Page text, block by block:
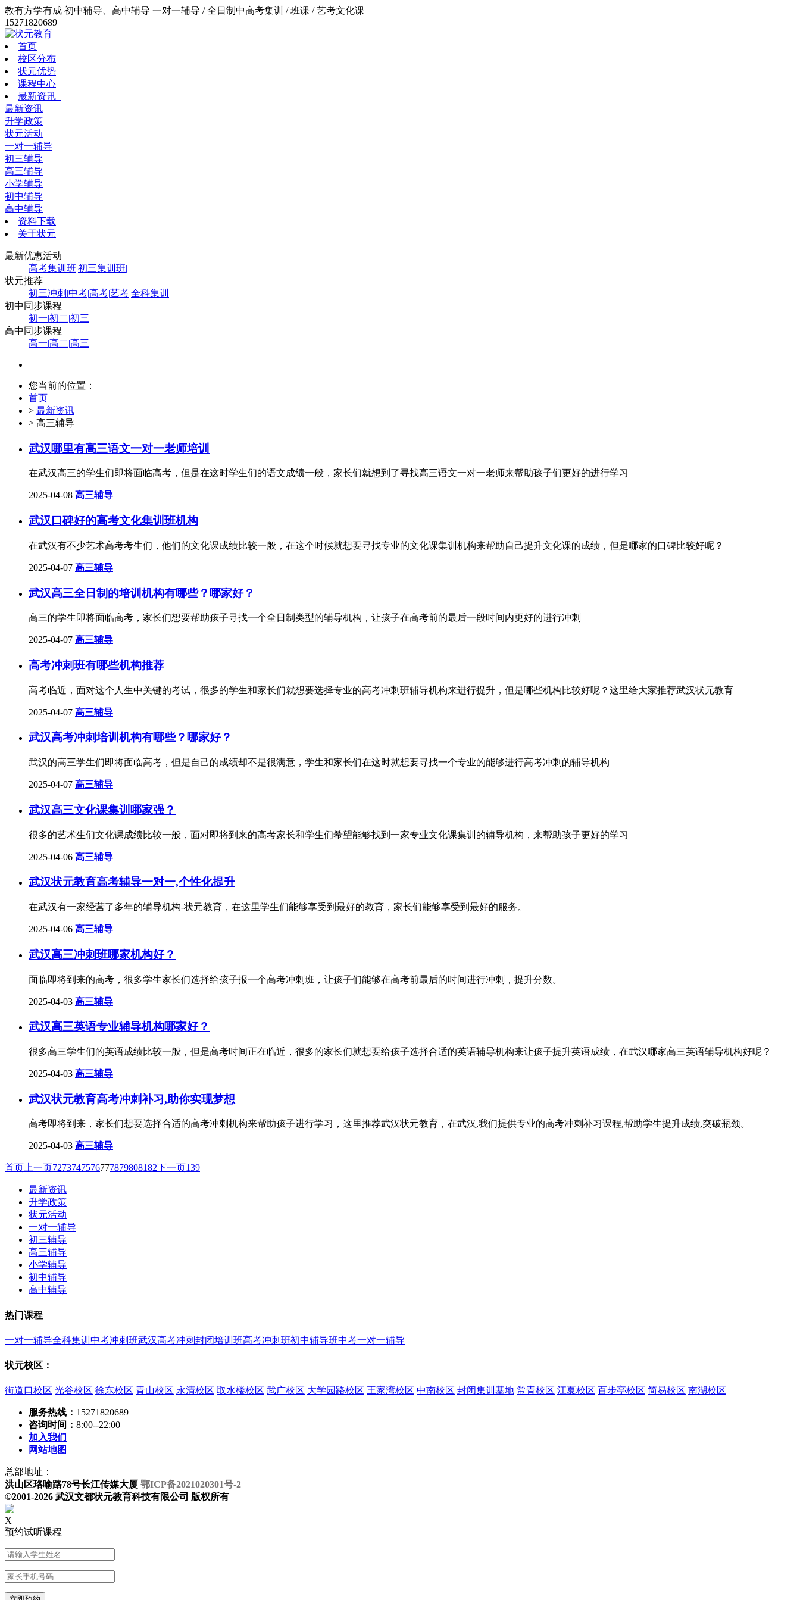
教有方学有成 初中辅导、高中辅导 一对一辅导 / 全日制中高考集训 / 班课 / 艺考文化课
15271820689
首页
校区分布
状元优势
课程中心
最新资讯
最新资讯
升学政策
状元活动
一对一辅导
初三辅导
高三辅导
小学辅导
初中辅导
高中辅导
资料下载
关于状元
最新优惠活动
高考集训班|初三集训班|
状元推荐
初三冲刺 |中考|高考|艺考|全科集训 |
初中同步课程
初一|初二|初三|
高中同步课程
高一|高二|高三|
您当前的位置：
首页
> 最新资讯
> 高三辅导
武汉哪里有高三语文一对一老师培训
在武汉高三的学生们即将面临高考，但是在这时学生们的语文成绩一般，家长们就想到了寻找高三语文一对一老师来帮助孩子们更好的进行学习
2025-04-08 高三辅导
武汉口碑好的高考文化集训班机构
在武汉有不少艺术高考考生们，他们的文化课成绩比较一般，在这个时候就想要寻找专业的文化课集训机构来帮助自己提升文化课的成绩，但是哪家的口碑比较好呢？
2025-04-07 高三辅导
武汉高三全日制的培训机构有哪些？哪家好？
高三的学生即将面临高考，家长们想要帮助孩子寻找一个全日制类型的辅导机构，让孩子在高考前的最后一段时间内更好的进行冲刺
2025-04-07 高三辅导
高考冲刺班有哪些机构推荐
高考临近，面对这个人生中关键的考试，很多的学生和家长们就想要选择专业的高考冲刺班辅导机构来进行提升，但是哪些机构比较好呢？这里给大家推荐武汉状元教育
2025-04-07 高三辅导
武汉高考冲刺培训机构有哪些？哪家好？
武汉的高三学生们即将面临高考，但是自己的成绩却不是很满意，学生和家长们在这时就想要寻找一个专业的能够进行高考冲刺的辅导机构
2025-04-07 高三辅导
武汉高三文化课集训哪家强？
很多的艺术生们文化课成绩比较一般，面对即将到来的高考家长和学生们希望能够找到一家专业文化课集训的辅导机构，来帮助孩子更好的学习
2025-04-06 高三辅导
武汉状元教育高考辅导一对一,个性化提升
在武汉有一家经营了多年的辅导机构-状元教育​，在这里学生们能够享受到最好的教育，家长们能够享受到最好的服务。
2025-04-06 高三辅导
武汉高三冲刺班哪家机构好？
面临即将到来的高考，很多学生家长们选择给孩子报一个高考冲刺班，让孩子们能够在高考前最后的时间进行冲刺，提升分数。
2025-04-03 高三辅导
武汉高三英语专业辅导机构哪家好？
很多高三学生们的英语成绩比较一般，但是高考时间正在临近，很多的家长们就想要给孩子选择合适的英语辅导机构来让孩子提升英语成绩，在武汉哪家高三英语辅导机构好呢？
2025-04-03 高三辅导
武汉状元教育高考冲刺补习,助你实现梦想
高考即将到来，家长们想要选择合适的高考冲刺机构来帮助孩子进行学习，这里推荐武汉状元教育，在武汉,我们提供专业的高考冲刺补习课程,帮助学生提升成绩,突破瓶颈。
2025-04-03 高三辅导
首页 上一页7273747576777879808182下一页139
最新资讯
升学政策
状元活动
一对一辅导
初三辅导
高三辅导
小学辅导
初中辅导
高中辅导
热门课程
一对一辅导全科集训 中考冲刺班武汉高考冲刺封闭培训班高考冲刺班初中辅导班中考一对一辅导
状元校区：
街道口校区 光谷校区 徐东校区 青山校区 永清校区 取水楼校区 武广校区 大学园路校区 王家湾校区 中南校区 封闭集训基地 常青校区 江夏校区 百步亭校区 简易校区 南湖校区
服务热线： 15271820689
咨询时间： 8:00--22:00
加入我们
网站地图
总部地址：
洪山区珞喻路78号长江传媒大厦 鄂ICP备2021020301号-2
©2001-2026 武汉文都状元教育科技有限公司 版权所有
X
预约试听课程